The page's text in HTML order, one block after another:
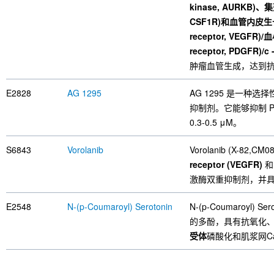
kinase, AURKB)、
CSF1R)和血管内皮
receptor, VEGFR)/
receptor, PDGFR)/c
肿瘤血管生成，达到
E2828 AG 1295
AG 1295 是一种选择
抑制剂。它能够抑制
0.3-0.5 μM。
S6843 Vorolanib
Vorolanib (X-
receptor (VEGFR)
激酶双重抑制剂，并
E2548 N-(p-Coumaroyl) Serotonin
N-(p-Coumaroyl)
的多酚，具有抗氧化
受体磷酸化和肌浆网